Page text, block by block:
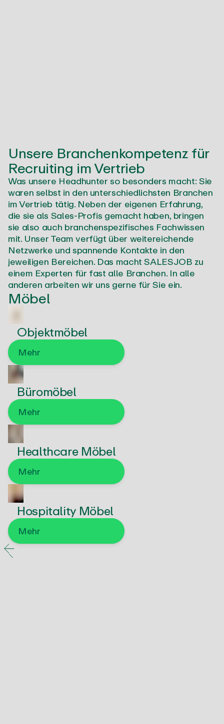
Unsere Branchenkompetenz für
Recruiting im Vertrieb
Was unsere Headhunter so besonders macht: Sie
waren selbst in den unterschiedlichsten Branchen
im Vertrieb tätig. Neben der eigenen Erfahrung,
die sie als Sales-Profis gemacht haben, bringen
sie also auch branchenspezifisches Fachwissen
mit. Unser Team verfügt über weitereichende
Netzwerke und spannende Kontakte in den
jeweiligen Bereichen. Das macht SALESJOB zu
einem Experten für fast alle Branchen. In alle
anderen arbeiten wir uns gerne für Sie ein.
Möbel
Objektmöbel
Mehr
Büromöbel
Mehr
Healthcare Möbel
Mehr
Hospitality Möbel
Mehr